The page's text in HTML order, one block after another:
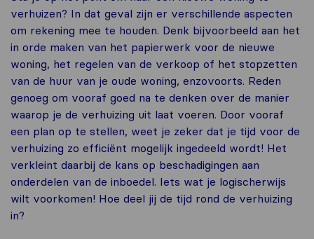
verhuizen? In dat geval zijn er verschillende aspecten
om rekening mee te houden. Denk bijvoorbeeld aan het
in orde maken van het papierwerk voor de nieuwe
woning, het regelen van de verkoop of het stopzetten
van de huur van je oude woning, enzovoorts. Reden
genoeg om vooraf goed na te denken over de manier
waarop je de verhuizing uit laat voeren. Door vooraf
een plan op te stellen, weet je zeker dat je tijd voor de
verhuizing zo efficiënt mogelijk ingedeeld wordt! Het
verkleint daarbij de kans op beschadigingen aan
onderdelen van de inboedel. Iets wat je logischerwijs
wilt voorkomen! Hoe deel jij de tijd rond de verhuizing
in?